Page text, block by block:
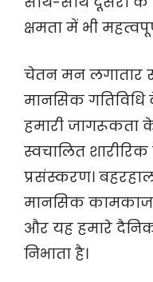
क्षमता में भी
चेतन मन लगातार
मानसिक
हमारी जागरूकता
स्वचालित
प्रसंस्करण।
मानसिक कामकाज
और यह हमारे
निभाता है।